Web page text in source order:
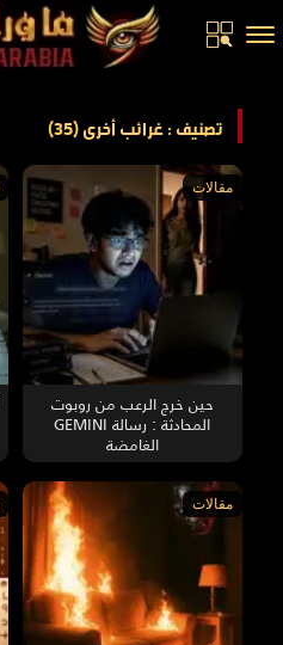
مقالات
قصص واقعية
ركن الخيال
ENGLISH
تصنيف : غرائب أخرى (35)
مقالات
حين خرج الرعب من روبوت
المحادثة : رسالة GEMINI
الغامضة
مقالات